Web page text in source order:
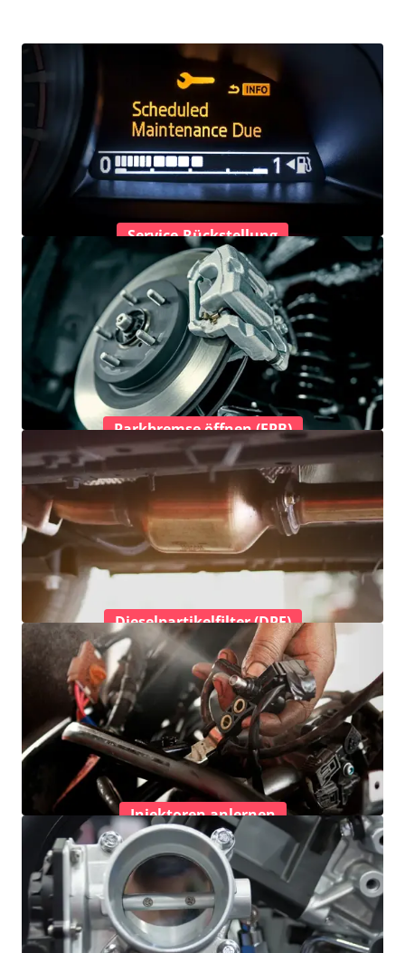
Service-Rückstellung
Parkbremse öffnen (EPB)
Dieselpartikelfilter (DPF)
Injektoren anlernen